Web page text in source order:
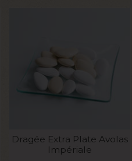
Dragée Extra Plate Avolas
Impériale